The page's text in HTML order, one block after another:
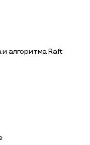
алгоритма Raft